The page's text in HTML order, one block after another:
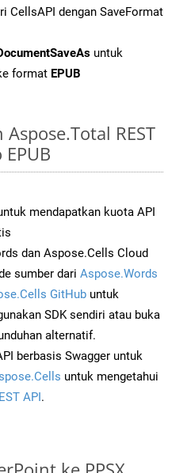
CellsAPI dengan SaveFormat
untuk
format EPUB
REST
mendapatkan kuota API
dan Aspose.Cells Cloud
sumber dari Aspose.Words
GitHub untuk
SDK sendiri atau buka
alternatif.
berbasis Swagger untuk
untuk mengetahui
API.